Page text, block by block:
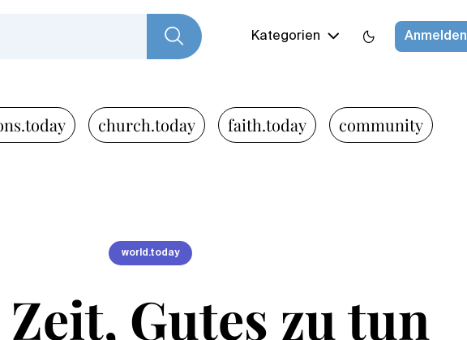
Kategorien Anmelden
church.today faith.today community
world.today
Gutes zu tun